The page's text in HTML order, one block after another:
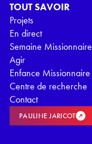
TOUT SAVOIR
Projets
En direct
Semaine Missionnaire
Agir
Enfance Missionnaire
Centre de recherche
Contact
PAULINE JARICOT